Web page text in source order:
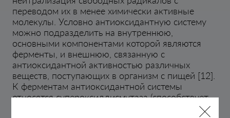
переводом их в менее химически активные
молекулы. Условно антиоксидантную систему
можно подразделить на внутреннюю,
основными компонентами которой являются
ферменты, и внешнюю, связанную с
антиоксидантной активностью различных
веществ, поступающих в организм с пищей [12].
К ферментам антиоксидантной системы
относятся супероксиддисмутаза (способствует
дисмутации супероксида в пероксид водорода